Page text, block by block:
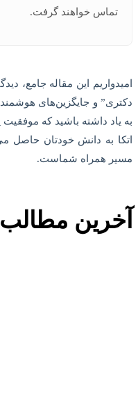
تماس خواهند گرفت.
امیدواریم این مقاله جامع،
دکتری” و جایگزین‌های
به یاد داشته باشید که موفقیت
اتکا به دانش خودتان حاصل
مسیر همراه شماست.
آخرین مطالب